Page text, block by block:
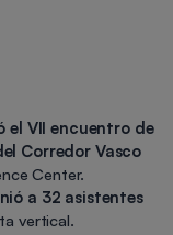
el VII encuentro de
Corredor Vasco
Center.
a 32 asistentes
vertical.